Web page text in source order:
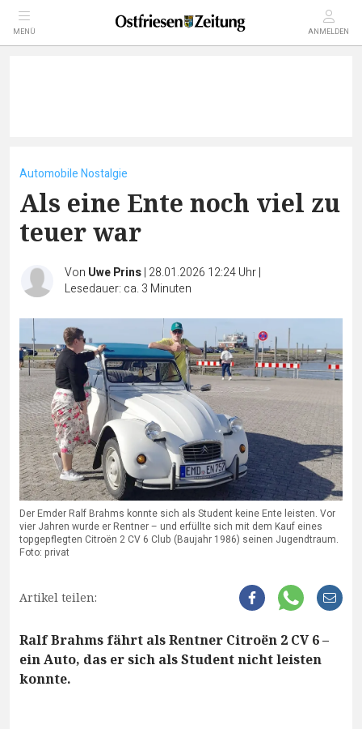
MENÜ ANMELDEN
Automobile Nostalgie
Als eine Ente noch viel zu
teuer war
Von Uwe Prins| 28.01.2026 12:24 Uhr|
Lesedauer: ca. 3 Minuten
Der Emder Ralf Brahms konnte sich als Student keine Ente leisten. Vor
vier Jahren wurde er Rentner – und erfüllte sich mit dem Kauf eines
topgepflegten Citroën 2 CV 6 Club (Baujahr 1986) seinen Jugendtraum.
Foto: privat
Artikel teilen:
Ralf Brahms fährt als Rentner Citroën 2 CV 6 –
ein Auto, das er sich als Student nicht leisten
konnte.